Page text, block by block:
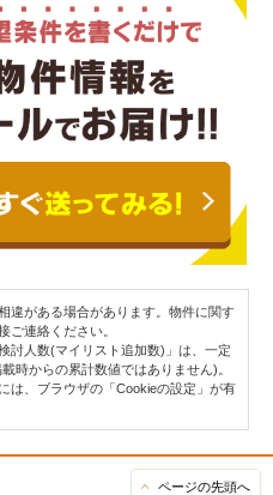
違がある場合があります。物件に関す
ご連絡ください。
討人数(マイリスト追加数)」は、一定
時からの累計数値ではありません)。
は、ブラウザの「Cookieの設定」が有
ページの先頭へ